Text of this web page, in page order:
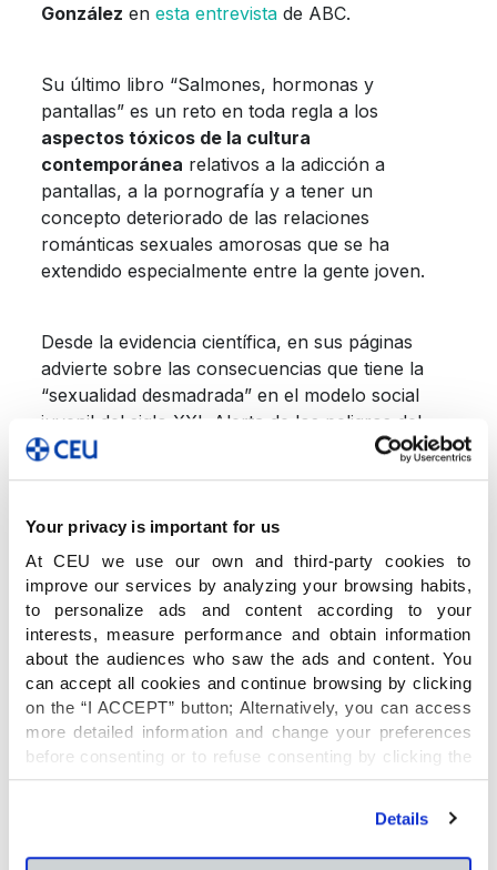
Your privacy is important for us
At CEU we use our own and third-party cookies to
improve our services by analyzing your browsing habits,
to personalize ads and content according to your
interests, measure performance and obtain information
about the audiences who saw the ads and content. You
can accept all cookies and continue browsing by clicking
on the “I ACCEPT” button; Alternatively, you can access
more detailed information and change your preferences
before consenting or to refuse consenting by clicking the
"Personalize" button. For more information you can visit
Details
González en esta entrevistade ABC.
Su último libro “Salmones, hormonas y
pantallas” es un reto en toda regla a los
aspectos tóxicos de la cultura
contemporánea relativos a la adicción a
pantallas, a la pornografía y a tener un
concepto deteriorado de las relaciones
románticas sexuales amorosas que se ha
extendido especialmente entre la gente joven.
Desde la evidencia científica, en sus páginas
advierte sobre las consecuencias que tiene la
“sexualidad desmadrada” en el modelo social
juvenil del siglo XXI. Alerta de los peligros del
sexo incontrolado, aprendido en internet y lejos
del verdadero impulso amoroso, y de cómo
malsanas que ya estamos viendo en nuestra
sociedad”. Asegura que “ahora mismo tenemos
un problema de salud mental en la gente joven
sin precedentes”.
“He escrito este libro para poder decir la verdad
a los jóvenes, sometidos a una presión cultural
que les engaña”.
González explica que ha escrito este libro
porque los padres no son conscientes del